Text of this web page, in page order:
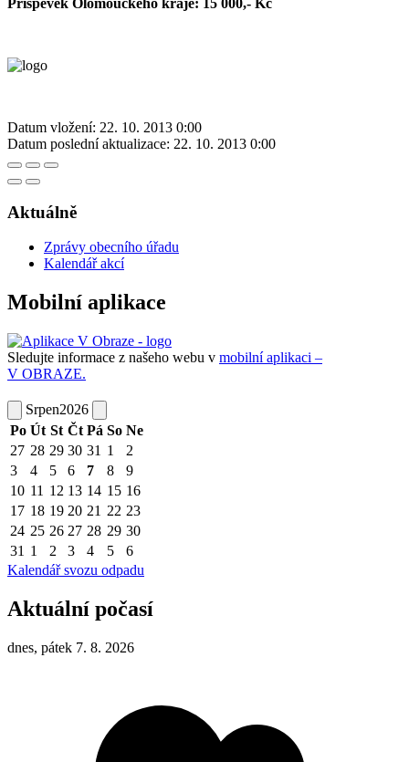
Datum vložení: 22. 10. 2013 0:00
Datum poslední aktualizace: 22. 10. 2013 0:00
Aktuálně
Zprávy obecního úřadu
Kalendář akcí
Mobilní aplikace
Sledujte informace z našeho webu v mobilní aplikaci –
V OBRAZE.
Srpen2026
Po Út St Čt Pá So Ne
27 28 29 30 31 1
2
3
4 5 6 7 8
9
10 11 12 13 14 15 16
17 18 19 20 21 22 23
24 25 26 27 28 29 30
31 1 2 3 4 5
6
Kalendář svozu odpadu
Aktuální počasí
dnes, pátek 7. 8. 2026